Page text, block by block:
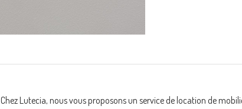
Chez Lutecia, nous vous proposons un service de location de